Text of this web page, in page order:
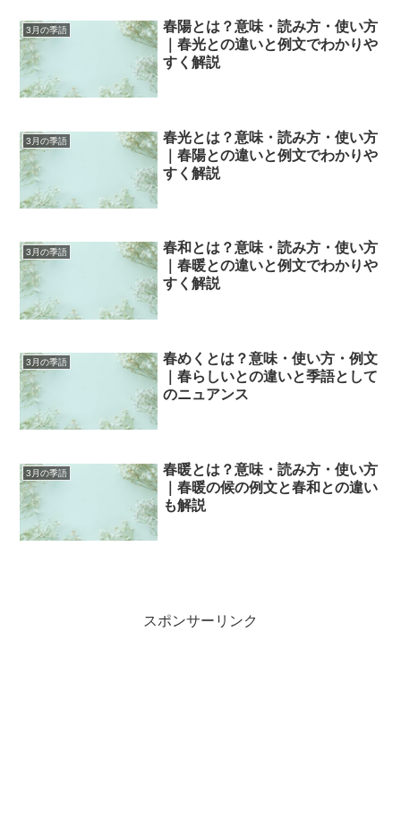
3月の季語
春陽とは？意味・読み方・使い方
｜春光との違いと例文でわかりや
すく解説
3月の季語
春光とは？意味・読み方・使い方
｜春陽との違いと例文でわかりや
すく解説
3月の季語
春和とは？意味・読み方・使い方
｜春暖との違いと例文でわかりや
すく解説
3月の季語
春めくとは？意味・使い方・例文
｜春らしいとの違いと季語として
のニュアンス
3月の季語
春暖とは？意味・読み方・使い方
｜春暖の候の例文と春和との違い
も解説
スポンサーリンク